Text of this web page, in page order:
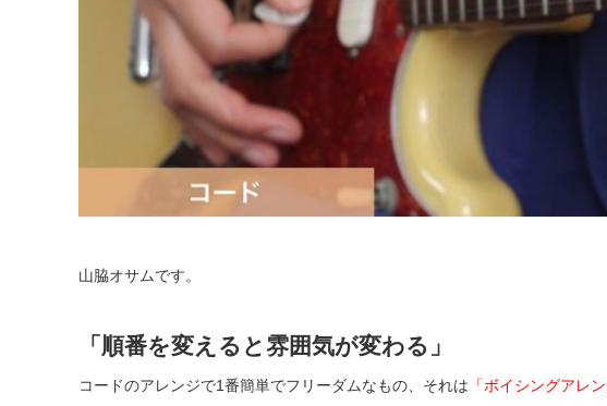
山脇オサムです。
「順番を変えると雰囲気が変わる」
コードのアレンジで1番簡単でフリーダムなもの、それは 「ボイシングアレン